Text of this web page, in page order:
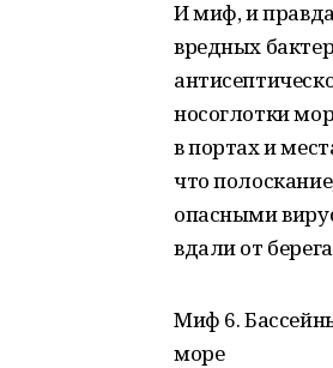
И миф, и
вредных
носоглотки
в портах и
что
опасными
вдали от
Миф 6.
море